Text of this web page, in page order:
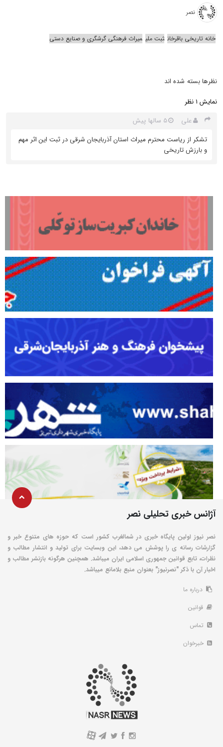
نصر
خانه تاریخی باقرخان ثبت ملی میراث فرهنگی گرشگری و صنایع دستی
نظرها بسته شده اند
نمایش 1 نظر
علی
5 سالها پیش
تشکر از ریاست محترم میراث استان آذربایجان شرقی در ثبت این اثر مهم
و بارزش تاریخی
آژانس خبری تحلیلی نصر
نصر نیوز اولین پایگاه خبری در شمالغرب کشور است که حوزه های متنوع خبر و
گزارشات رسانه ی را پوشش می دهد، این وبسایت برای تولید و انتشار مطالب و
نظرات، تابع قوانین جمهوری اسلامی ایران میباشد. همچنین هرگونه بازنشر مطالب و
اخبار آن با ذکر "نصرنیوز" بعنوان منبع بلامانع میباشد.
درباره ما
قوانین
تماس
خبرخوان
A